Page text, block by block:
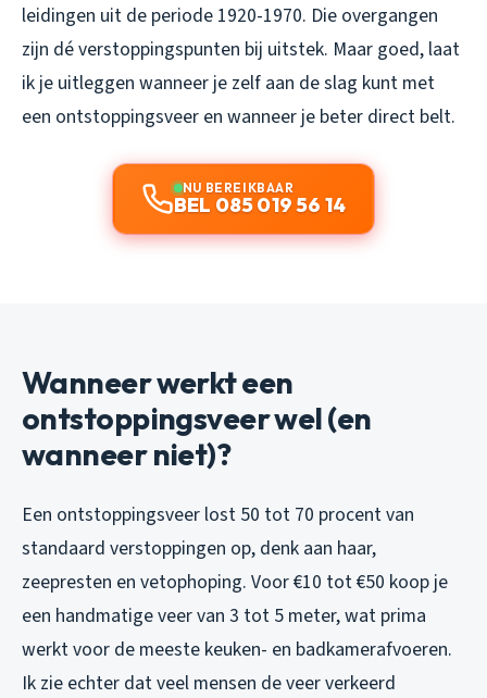
leidingen uit de periode 1920-1970. Die overgangen
zijn dé verstoppingspunten bij uitstek. Maar goed, laat
ik je uitleggen wanneer je zelf aan de slag kunt met
een ontstoppingsveer en wanneer je beter direct belt.
NU BEREIKBAAR
BEL 085 019 56 14
Wanneer werkt een
ontstoppingsveer wel (en
wanneer niet)?
Een ontstoppingsveer lost 50 tot 70 procent van
standaard verstoppingen op, denk aan haar,
zeepresten en vetophoping. Voor €10 tot €50 koop je
een handmatige veer van 3 tot 5 meter, wat prima
werkt voor de meeste keuken- en badkamerafvoeren.
Ik zie echter dat veel mensen de veer verkeerd